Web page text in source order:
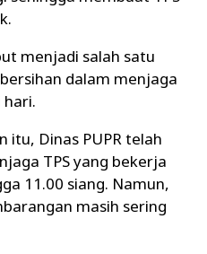
menjadi salah satu
dalam menjaga
hari.
itu, Dinas PUPR telah
TPS yang bekerja
11.00 siang. Namun,
masih sering